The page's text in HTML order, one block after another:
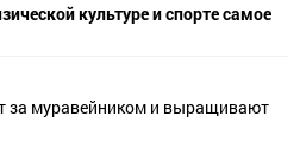
культуре и спорте самое
за муравейником и выращивают